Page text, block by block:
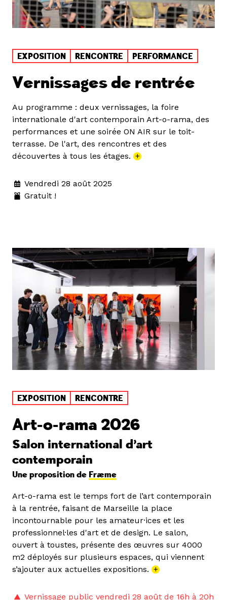
EXPOSITION RENCONTRE PERFORMANCE
Vernissages de rentrée
Au programme : deux vernissages, la foire
internationale d'art contemporain Art-o-rama, des
performances et une soirée ON AIR sur le toit-
terrasse. De l'art, des rencontres et des
découvertes à tous les étages. +
Vendredi 28 août 2025
Gratuit !
EXPOSITION RENCONTRE
Art-o-rama 2026
Salon international d’art
contemporain
Une proposition de Fræme
Art-o-rama est le temps fort de l’art contemporain
à la rentrée, faisant de Marseille la place
incontournable pour les amateur·ices et les
professionnel·les d'art et de design. Le salon,
ouvert à toustes, présente des œuvres sur 4000
m2 déployés sur plusieurs espaces, qui viennent
s’ajouter aux actuelles expositions. +
Vernissage public vendredi 28 août de 16h à 20h